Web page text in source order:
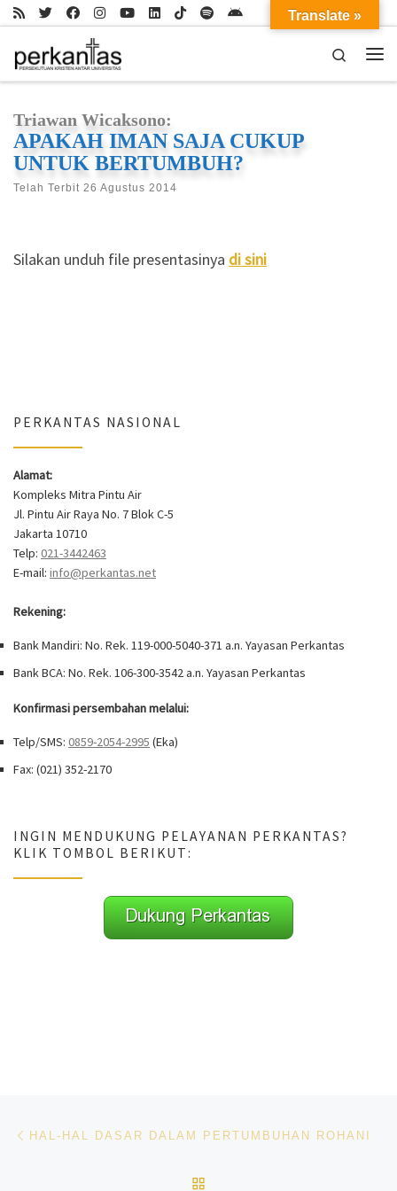
Skip to content
Search
Triawan Wicaksono:
APAKAH IMAN SAJA CUKUP
UNTUK BERTUMBUH?
Telah Terbit 26 Agustus 2014
Silakan unduh file presentasinya di sini
PERKANTAS NASIONAL
Alamat:
Kompleks Mitra Pintu Air
Jl. Pintu Air Raya No. 7 Blok C-5
Jakarta 10710
Telp: 021-3442463
E-mail: info@perkantas.net
Rekening:
Bank Mandiri: No. Rek. 119-000-5040-371 a.n. Yayasan Perkantas
Bank BCA: No. Rek. 106-300-3542 a.n. Yayasan Perkantas
Konfirmasi persembahan melalui:
Telp/SMS: 0859-2054-2995 (Eka)
Fax: (021) 352-2170
INGIN MENDUKUNG PELAYANAN PERKANTAS?
KLIK TOMBOL BERIKUT:
Navigasi pos
HAL-HAL DASAR DALAM PERTUMBUHAN ROHANI
Translate »